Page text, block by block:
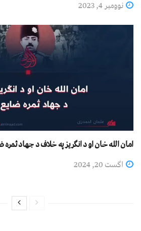
نوومبر 4, 2023
امان الله خان او د انګریز په خلاف د جهاد
اگست 20, 2024